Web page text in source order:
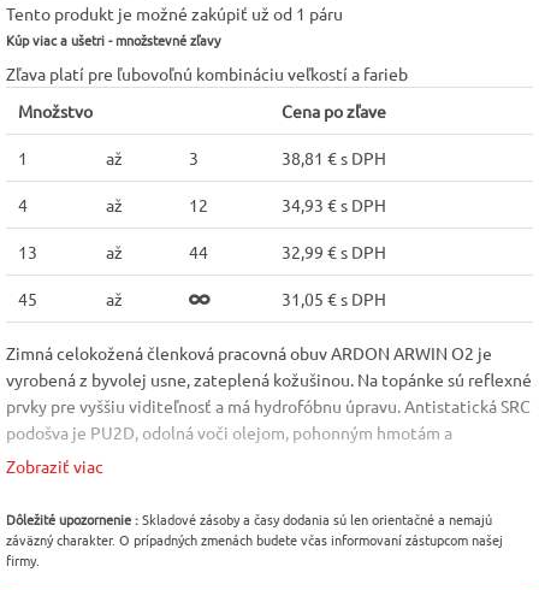
Tento produkt je možné zakúpiť už od 1 páru
Kúp viac a ušetri - množstevné zľavy
Zľava platí pre ľubovoľnú kombináciu veľkostí a farieb
Množstvo
Cena po zľave
1 až 3 38,81 € s DPH
4 až 12 34,93 € s DPH
13 až 44 32,99 € s DPH
45 až 31,05 € s DPH
Zimná celokožená členková pracovná obuv ARDON ARWIN O2 je
vyrobená z byvolej usne, zateplená kožušinou. Na topánke sú reflexné
prvky pre vyššiu viditeľnosť a má hydrofóbnu úpravu. Antistatická SRC
podošva je PU2D, odolná voči olejom, pohonným hmotám a
kontaktnému teplu do 110°C. Podošva: PU2D SRC Norma: EN 20347
Vlastnosť
s reflexným prvkom
Vlastnosť
zateplená
Vlastnosť
Vodeodolná
Zobraziť viac
Dôležité upozornenie :Skladové zásoby a časy dodania sú len orientačné a nemajú
záväzný charakter. O prípadných zmenách budete včas informovaní zástupcom našej
firmy.